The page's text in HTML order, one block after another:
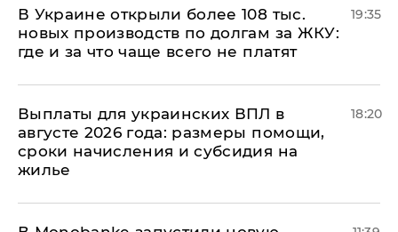
В Украине открыли более 108 тыс.
новых производств по долгам за ЖКУ:
где и за что чаще всего не платят
19:35
Выплаты для украинских ВПЛ в
августе 2026 года: размеры помощи,
сроки начисления и субсидия на
жилье
18:20